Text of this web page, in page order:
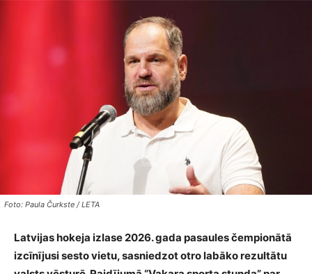
Foto: Paula Čurkste / LETA
Latvijas hokeja izlase 2026. gada pasaules čempionātā
izcīnījusi sesto vietu, sasniedzot otro labāko rezultātu